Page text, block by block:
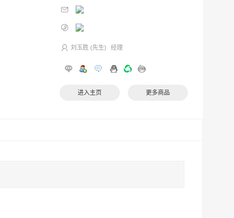
刘玉胜 (先生) 经理
进入主页 更多商品